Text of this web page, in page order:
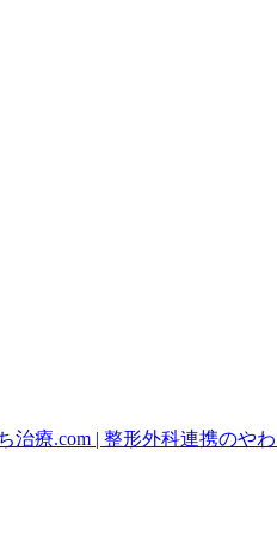
治療.com | 整形外科連携のや